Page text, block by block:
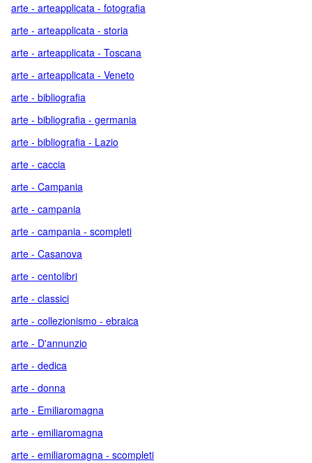
arte - arteapplicata - fotografia
arte - arteapplicata - storia
arte - arteapplicata - Toscana
arte - arteapplicata - Veneto
arte - bibliografia
arte - bibliografia - germania
arte - bibliografia - Lazio
arte - caccia
arte - Campania
arte - campania
arte - campania - scompleti
arte - Casanova
arte - centolibri
arte - classici
arte - collezionismo - ebraica
arte - D'annunzio
arte - dedica
arte - donna
arte - Emiliaromagna
arte - emiliaromagna
arte - emiliaromagna - scompleti